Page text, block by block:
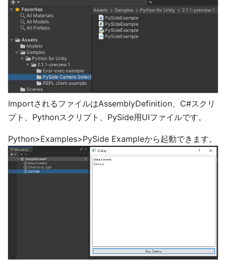
ImportされるファイルはAssemblyDefinition、C#スクリ
プト、Pythonスクリプト、PySide用UIファイルです。
Python>Examples>PySide Exampleから起動できます。